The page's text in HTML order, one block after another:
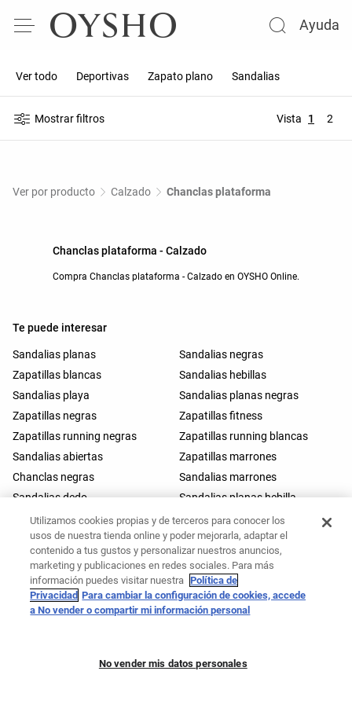
Ayuda
Ver todo Deportivas Zapato plano Sandalias
Mostrar filtros Vista 1 2
Ver por producto Calzado Chanclas plataforma
Chanclas plataforma - Calzado
Compra Chanclas plataforma - Calzado en OYSHO Online.
Te puede interesar
Sandalias planas
Sandalias negras
Zapatillas blancas
Sandalias hebillas
Sandalias playa
Sandalias planas negras
Zapatillas negras
Zapatillas fitness
Zapatillas running negras
Zapatillas running blancas
Sandalias abiertas
Zapatillas marrones
Chanclas negras
Sandalias marrones
Sandalias dedo
Sandalias planas hebilla
Sandalias goma
Sandalias doble hebilla
Chanclas dedo
Zapatillas hyrox
Botas impermeables
Zapatos impermeables
Botas pelo impermeables
Bailarinas deportivas
Sneakerinas
Manoletinas deportivas
Utilizamos cookies propias y de terceros para conocer los
usos de nuestra tienda online y poder mejorarla, adaptar el
contenido a tus gustos y personalizar nuestros anuncios,
marketing y publicaciones en redes sociales. Para más
información puedes visitar nuestra Política de
Privacidad Para cambiar la configuración de cookies, accede
a No vender o compartir mi información personal
No vender mis datos personales